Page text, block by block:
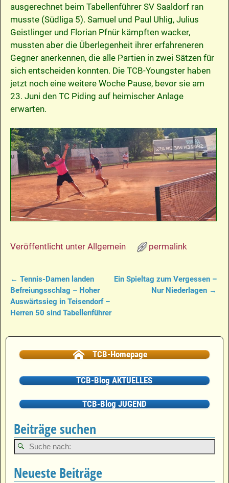
ausgerechnet beim Tabellenführer SV Saaldorf ran
musste (Südliga 5). Samuel und Paul Uhlig, Julius
Geistlinger und Florian Pfnür kämpften wacker,
mussten aber die Überlegenheit ihrer erfahreneren
Gegner anerkennen, die alle Partien in zwei Sätzen für
sich entscheiden konnten. Die TCB-Youngster haben
jetzt noch eine weitere Woche Pause, bevor sie am
23. Juni den TC Piding auf heimischer Anlage
erwarten.
Veröffentlicht unter Allgemein permalink
Artikelnavigation
← Tennis-Damen landen
Befreiungsschlag – Hoher
Auswärtssieg in Teisendorf –
Herren 50 sind Tabellenführer
Ein Spieltag zum Vergessen –
Nur Niederlagen →
TCB-Homepage
TCB-Blog AKTUELLES
TCB-Blog JUGEND
Beiträge suchen
Neueste Beiträge